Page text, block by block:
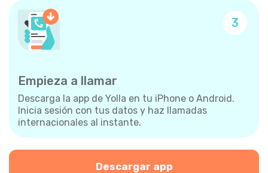
3
Empieza a llamar
Descarga la app de Yolla en tu iPhone o Android.
Inicia sesión con tus datos y haz llamadas
internacionales al instante.
Descargar app